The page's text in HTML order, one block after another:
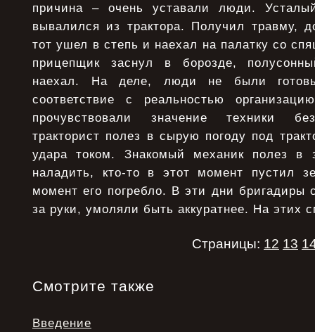
причина – очень уставали люди.
вывалился из трактора. Получил травму,
тот ушел в степь и наехал на палатку со
прицепщик заснул в борозде,
наехал. На деле, люди не были
соответствие с реальностью
прочувствовали значение техники
тракторист полез в сырую погоду под
удара током. Знакомый механик полез в
наладить, кто-то в этот момент пустил
момент его погребло. В эти дни бригадиры
за руки, умоляли быть аккуратнее. На этих
Страницы: 12 13
Смотрите также
Введение